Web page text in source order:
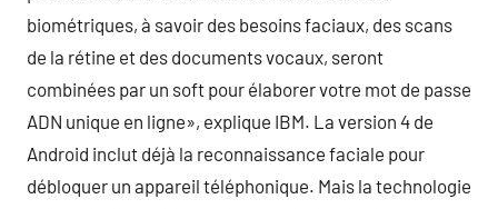
biométriques, à savoir des besoins faciaux, des scans
de la rétine et des documents vocaux, seront
combinées par un soft pour élaborer votre mot de passe
ADN unique en ligne», explique IBM. La version 4 de
Android inclut déjà la reconnaissance faciale pour
débloquer un appareil téléphonique. Mais la technologie